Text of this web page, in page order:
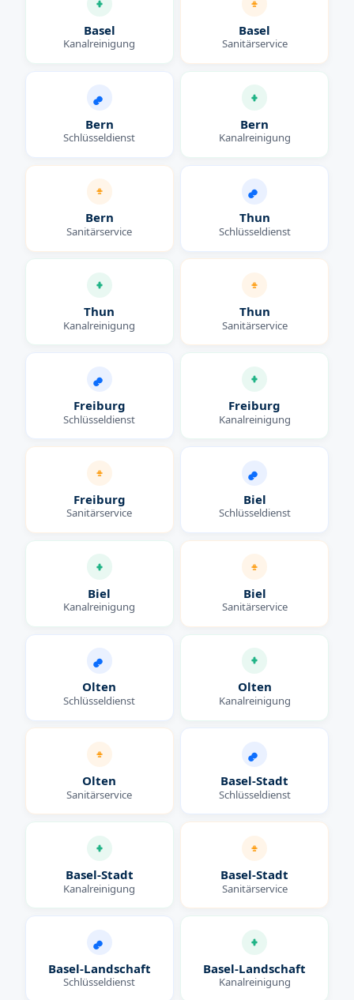
Basel
Kanalreinigung
Basel
Sanitärservice
Bern
Schlüsseldienst
Bern
Kanalreinigung
Bern
Sanitärservice
Thun
Schlüsseldienst
Thun
Kanalreinigung
Thun
Sanitärservice
Freiburg
Schlüsseldienst
Freiburg
Kanalreinigung
Freiburg
Sanitärservice
Biel
Schlüsseldienst
Biel
Kanalreinigung
Biel
Sanitärservice
Olten
Schlüsseldienst
Olten
Kanalreinigung
Olten
Sanitärservice
Basel-Stadt
Schlüsseldienst
Basel-Stadt
Kanalreinigung
Basel-Stadt
Sanitärservice
Basel-Landschaft
Schlüsseldienst
Basel-Landschaft
Kanalreinigung